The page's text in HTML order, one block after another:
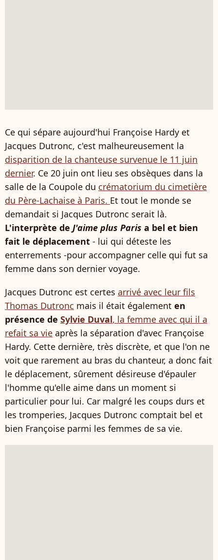
Ce qui sépare aujourd'hui Françoise Hardy et
Jacques Dutronc, c'est malheureusement la
disparition de la chanteuse survenue le 11 juin
dernier. Ce 20 juin ont lieu ses obsèques dans la
salle de la Coupole du crématorium du cimetière
du Père-Lachaise à Paris. Et tout le monde se
demandait si Jacques Dutronc serait là.
L'interprète de J'aime plus Paris a bel et bien
fait le déplacement - lui qui déteste les
enterrements -pour accompagner celle qui fut sa
femme dans son dernier voyage.
Jacques Dutronc est certes arrivé avec leur fils
Thomas Dutronc mais il était également en
présence de Sylvie Duval, la femme avec qui il a
refait sa vie après la séparation d'avec Françoise
Hardy. Cette dernière, très discrète, et que l'on ne
voit que rarement au bras du chanteur, a donc fait
le déplacement, sûrement désireuse d'épauler
l'homme qu'elle aime dans un moment si
particulier pour lui. Car malgré les coups durs et
les tromperies, Jacques Dutronc comptait bel et
bien Françoise parmi les femmes de sa vie.